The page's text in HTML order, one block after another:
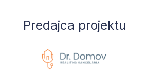
Predajca projektu